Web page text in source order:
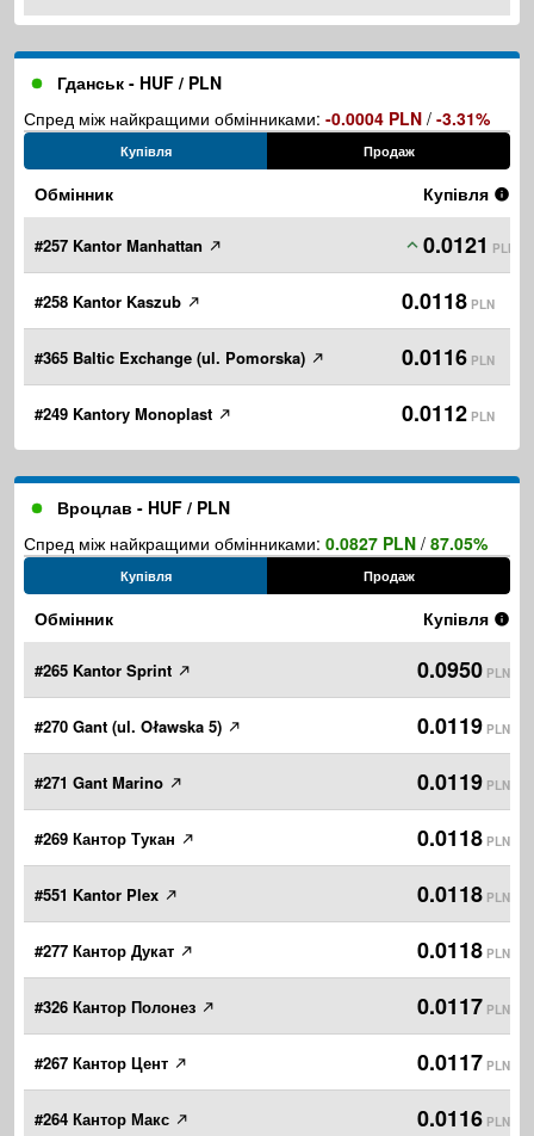
Гданськ - HUF / PLN
Спред між найкращими обмінниками: -0.0004 PLN / -3.31%
Купівля Продаж
Обмінник Купівля
#257 Kantor Manhattan 0.0121 PLN
#258 Kantor Kaszub 0.0118 PLN
#365 Baltic Exchange (ul. Pomorska) 0.0116 PLN
#249 Kantory Monoplast 0.0112 PLN
Вроцлав - HUF / PLN
Спред між найкращими обмінниками: 0.0827 PLN / 87.05%
Купівля Продаж
Обмінник Купівля
#265 Kantor Sprint 0.0950 PLN
#270 Gant (ul. Oławska 5) 0.0119 PLN
#271 Gant Marino 0.0119 PLN
#269 Кантор Тукан 0.0118 PLN
#551 Kantor Plex 0.0118 PLN
#277 Кантор Дукат 0.0118 PLN
#326 Кантор Полонез 0.0117 PLN
#267 Кантор Цент 0.0117 PLN
#264 Кантор Макс 0.0116 PLN